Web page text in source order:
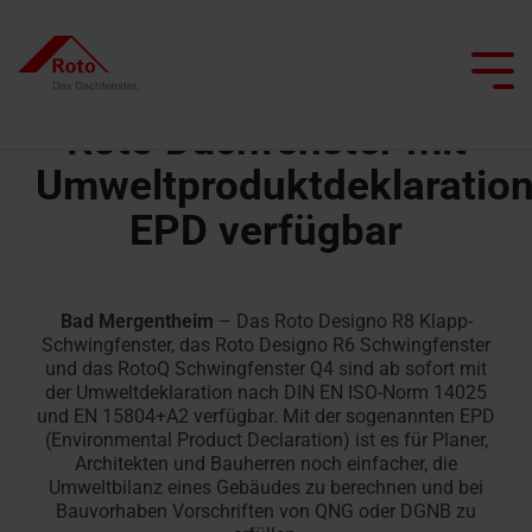
the
Wir begleiten Sie
Renovieren mit Roto
Lassen Sie sich inspirieren
Handwerker finden
Smart Home
Tageslichtberater
Ansprechpartner
für Profis
Alle Dachfenster
Schwingfenster
Schwingfenster
Flachdachfenster
Dachfenster
finden
Alle besonderen Anwendungsfenster
mit
Heizfunktion
Dachausstiegsfenster
Rauchabzugsfenster
Wohn-
Alle Dachtreppen
Scherentreppen
Dachtreppen
mit
Feuerwiderstand
Alle Flachdachausstiege
Flachdachausstiege
mit
Feuerwiderstand
Alle Kniestocktüren
FAQ
Kontakt
Serviceanfrage
erfassen
Dachprofis
Händler
Campus Seminare
Ansprechpartner
für Profis
Roto Dachfenster mit
EPD verfügbar
Bad Mergentheim – Das Roto Designo R8 Klapp-
Schwingfenster, das Roto Designo R6 Schwingfenster
und das RotoQ Schwingfenster Q4 sind ab sofort mit
der Umweltdeklaration nach DIN EN ISO-Norm 14025
und EN 15804+A2 verfügbar. Mit der sogenannten EPD
(Environmental Product Declaration) ist es für Planer,
Architekten und Bauherren noch einfacher, die
Umweltbilanz eines Gebäudes zu berechnen und bei
Bauvorhaben Vorschriften von QNG oder DGNB zu